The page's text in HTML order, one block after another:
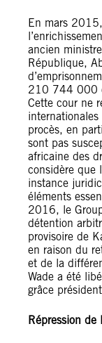
En mars
ancien
République,
210 744 000
Cette cour ne
internationales
procès, en
sont pas
africaine des
considère que
instance
éléments
2016, le
détention
provisoire de
en raison du
et de la
Wade a été
grâce
Répression de